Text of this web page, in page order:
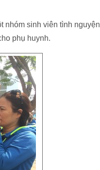
nhóm sinh viên tình nguyện
phụ huynh.